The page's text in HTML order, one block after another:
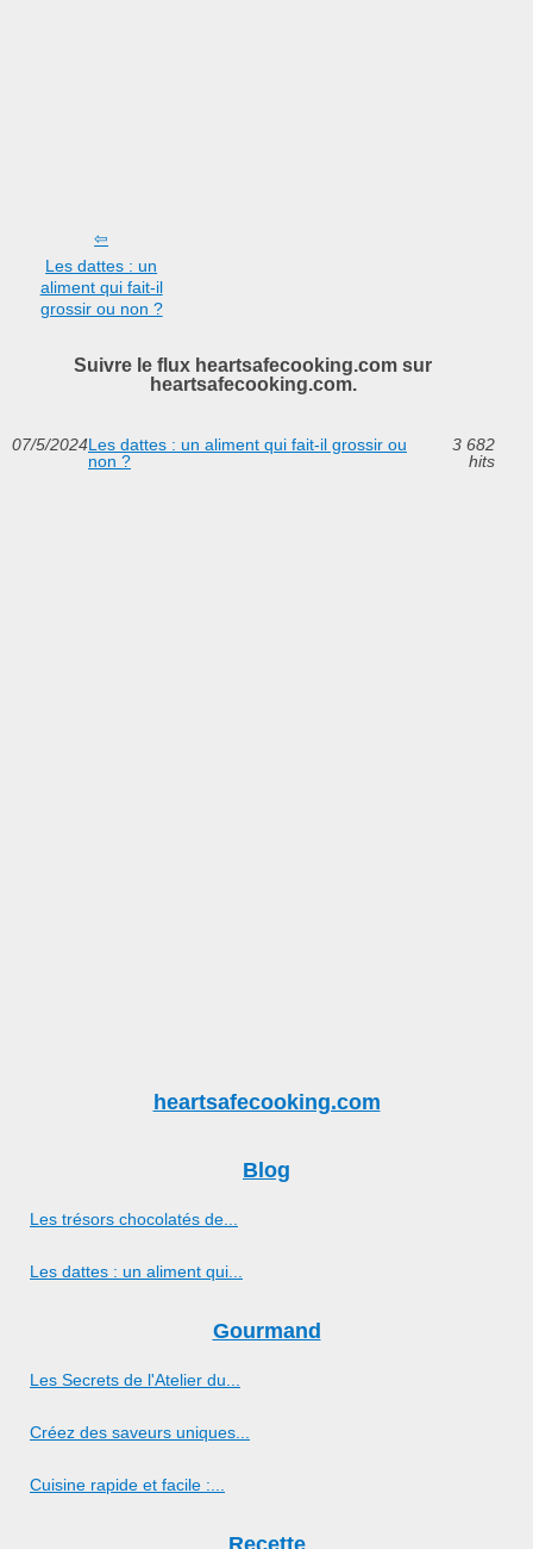
Les dattes : un
aliment qui fait-il
grossir ou non ?
Suivre le flux heartsafecooking.com sur
heartsafecooking.com.
07/5/2024Les dattes : un aliment qui fait-il grossir ou
non ?
3 682
hits
heartsafecooking.com
Blog
Les trésors chocolatés de...
Les dattes : un aliment qui...
Gourmand
Les Secrets de l'Atelier du...
Créez des saveurs uniques...
Cuisine rapide et facile :...